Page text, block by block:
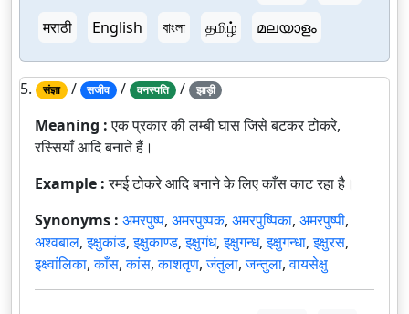
मराठी
English বাংলা தமிழ் മലയാളം
5. संज्ञा / सजीव / वनस्पति / झाड़ी
Meaning :एक प्रकार की लम्बी घास जिसे बटकर टोकरे,
रस्सियाँ आदि बनाते हैं।
Example :रमई टोकरे आदि बनाने के लिए काँस काट रहा है।
Synonyms : अमरपुष्प, अमरपुष्पक, अमरपुष्पिका, अमरपुष्पी,
अश्वबाल,इक्षुकांड,इक्षुकाण्ड,इक्षुगंध,इक्षुगन्ध,इक्षुगन्धा,इक्षुरस,
इक्ष्वांलिका,काँस,कांस,काशतृण,जंतुला,जन्तुला,वायसेक्षु